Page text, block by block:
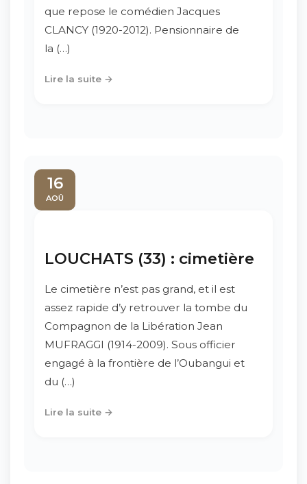
que repose le comédien Jacques
CLANCY (1920-2012). Pensionnaire de
la (…)
Lire la suite →
16
AOÛ
LOUCHATS (33) : cimetière
Le cimetière n’est pas grand, et il est
assez rapide d’y retrouver la tombe du
Compagnon de la Libération Jean
MUFRAGGI (1914-2009). Sous officier
engagé à la frontière de l’Oubangui et
du (…)
Lire la suite →